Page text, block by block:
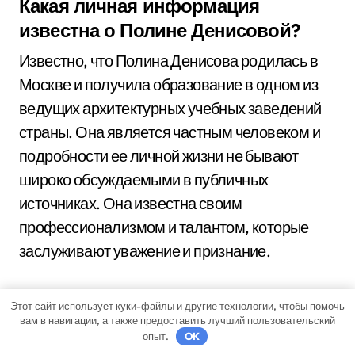
Какая личная информация
известна о Полине Денисовой?
Известно, что Полина Денисова родилась в
Москве и получила образование в одном из
ведущих архитектурных учебных заведений
страны. Она является частным человеком и
подробности ее личной жизни не бывают
широко обсуждаемыми в публичных
источниках. Она известна своим
профессионализмом и талантом, которые
заслуживают уважение и признание.
Этот сайт использует куки-файлы и другие технологии, чтобы помочь
вам в навигации, а также предоставить лучший пользовательский
опыт.
OK